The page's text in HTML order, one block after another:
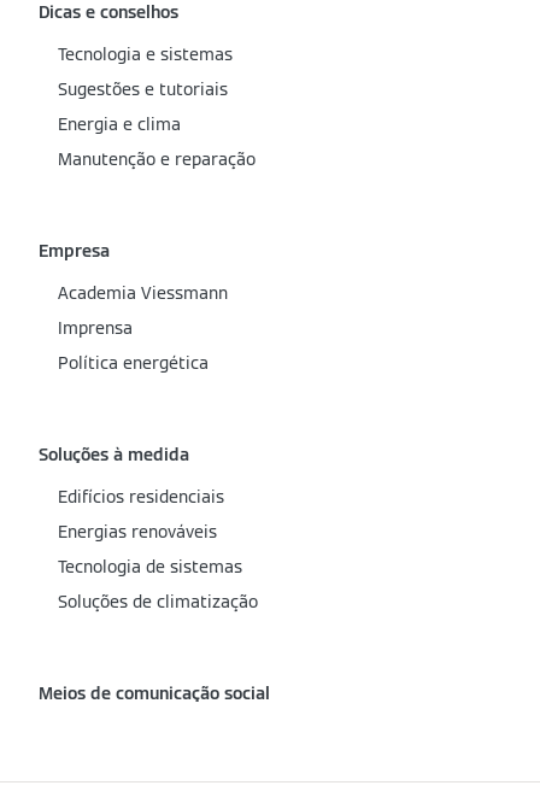
Dicas e conselhos
Tecnologia e sistemas
Sugestões e tutoriais
Energia e clima
Manutenção e reparação
Empresa
Academia Viessmann
Imprensa
Política energética
Soluções à medida
Edifícios residenciais
Energias renováveis
Tecnologia de sistemas
Soluções de climatização
Meios de comunicação social